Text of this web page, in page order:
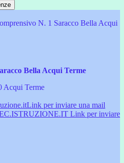
N. 1 Saracco Bella Acqui
Bella Acqui Terme
Acqui Terme
Link per inviare una mail
Link per inviare